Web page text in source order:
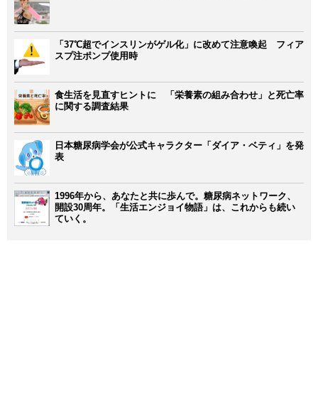
「37℃超でインスリンがゲル化」に改めて注意喚起 フィア
スプ注ポンプ使用時
食生活を見直すヒントに 「栄養素の組み合わせ」と死亡率
に関する調査結果
日本糖尿病学会が公式キャラクター「ダイア・ベティ」を発
表
1996年から、あなたと共に歩んで。糖尿病ネットワーク、
開設30周年。「生活エンジョイ物語」は、これからも続い
ていく。